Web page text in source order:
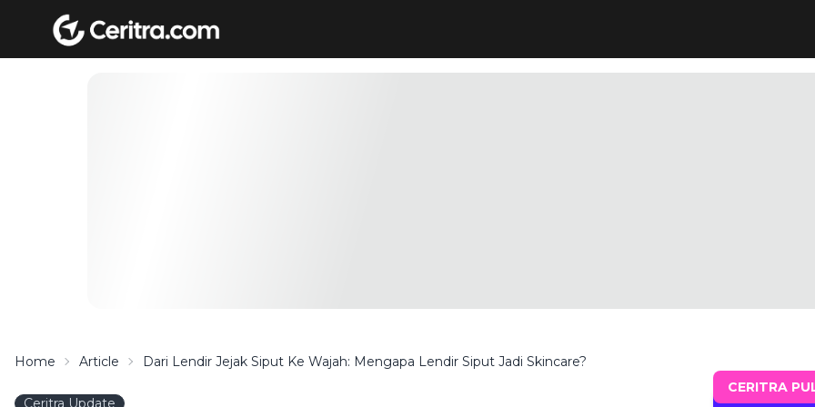
Home Article Dari Lendir Jejak Siput Ke Wajah: Mengapa Lendir Siput Jadi Skincare?
Ceritra Update
CERITRA